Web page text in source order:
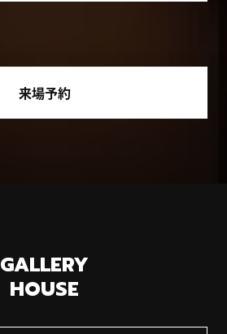
来場予約
GALLERY
HOUSE